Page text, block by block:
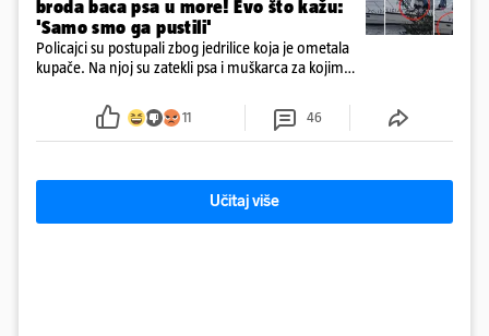
broda baca psa u more! Evo što kažu:
'Samo smo ga pustili'
Policajci su postupali zbog jedrilice koja je ometala
kupače. Na njoj su zatekli psa i muškarca za kojim
ga uhitili, a psa je preuzeo komunalni redar
11 46
Učitaj više